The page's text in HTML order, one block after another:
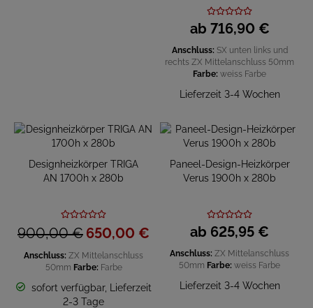
ab 716,90 €
Anschluss: SX unten links und
rechts ZX Mittelanschluss 50mm
Farbe: weiss Farbe
Lieferzeit 3-4 Wochen
Designheizkörper TRIGA
AN 1700h x 280b
900,00 € 650,00 €
Anschluss: ZX Mittelanschluss
50mm Farbe: Farbe
sofort verfügbar, Lieferzeit
2-3 Tage
Paneel-Design-Heizkörper
Verus 1900h x 280b
ab 625,95 €
Anschluss: ZX Mittelanschluss
50mm Farbe: weiss Farbe
Lieferzeit 3-4 Wochen